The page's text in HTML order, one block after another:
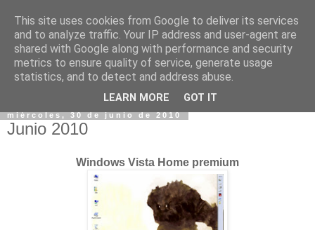
miércoles, 30 de junio de 2010
Junio 2010
Windows Vista Home premium
This site uses cookies from Google to deliver its services
and to analyze traffic. Your IP address and user-agent are
shared with Google along with performance and security
metrics to ensure quality of service, generate usage
statistics, and to detect and address abuse.
LEARN MORE GOT IT